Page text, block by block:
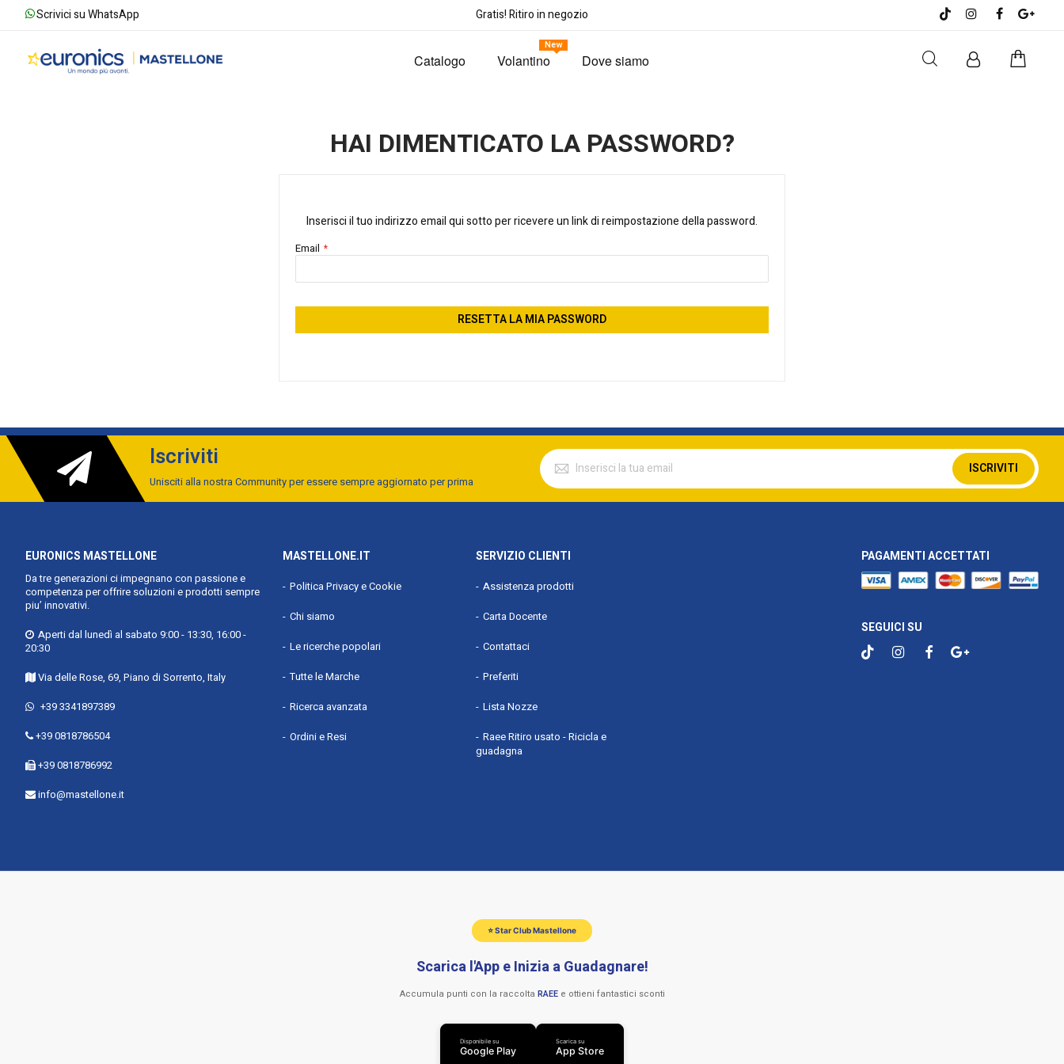
Scrivici su WhatsApp Gratis! Ritiro in negozio
Catalogo Volantino
New
Dove siamo
HAI DIMENTICATO LA PASSWORD?
Inserisci il tuo indirizzo email qui sotto per ricevere un link di reimpostazione della password.
Email
RESETTA LA MIA PASSWORD
Iscriviti
Unisciti alla nostra Community per essere sempre aggiornato per prima
Iscriviti
alla
nostra
ISCRIVITI
EURONICS MASTELLONE
Da tre generazioni ci impegnano con passione e
competenza per offrire soluzioni e prodotti sempre
piu’ innovativi.
Aperti dal lunedì al sabato 9:00 - 13:30, 16:00 -
20:30
Via delle Rose, 69, Piano di Sorrento, Italy
+39 3341897389
+39 0818786504
+39 0818786992
info@mastellone.it
MASTELLONE.IT
Politica Privacy e Cookie
Chi siamo
Le ricerche popolari
Tutte le Marche
Ricerca avanzata
Ordini e Resi
SERVIZIO CLIENTI
Assistenza prodotti
Carta Docente
Contattaci
Preferiti
Lista Nozze
Raee Ritiro usato - Ricicla e
guadagna
PAGAMENTI ACCETTATI
SEGUICI SU
⭐ Star Club Mastellone
Scarica l'App e Inizia a Guadagnare!
Accumula punti con la raccolta RAEEe ottieni fantastici sconti
Disponibile su
Google Play
Scarica su
App Store